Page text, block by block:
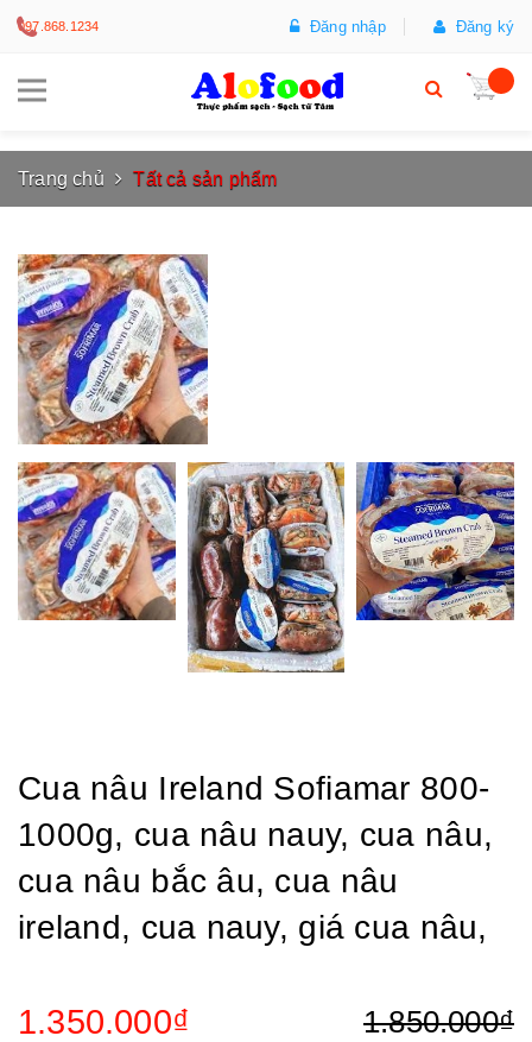
097.868.1234 Đăng nhập Đăng ký
Trang chủ Tất cả sản phẩm
Cua nâu Ireland Sofiamar 800-
1000g, cua nâu nauy, cua nâu,
cua nâu bắc âu, cua nâu
ireland, cua nauy, giá cua nâu,
1.350.000₫ 1.850.000₫